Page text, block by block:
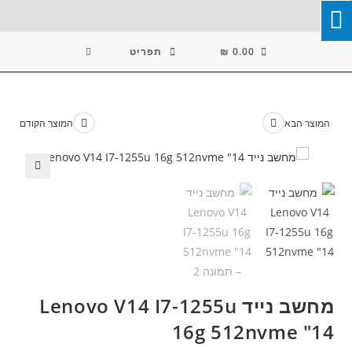
Skip
To
₪ 0.00 תפריט
המוצר הקודם המוצר הבא
מחשב נייד Lenovo V14 I7-1255u
16g 512nvme "14